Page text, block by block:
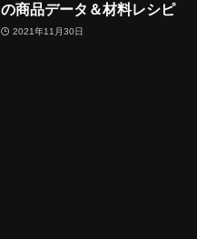
の商品データ＆材料レシピ
2021年11月30日